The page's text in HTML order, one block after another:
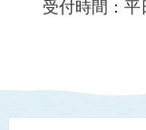
受付時間：